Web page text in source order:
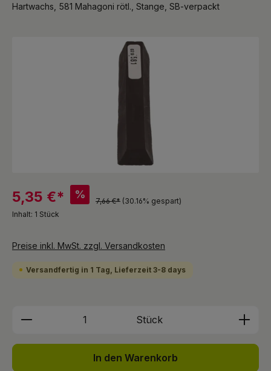
Hartwachs, 581 Mahagoni rötl., Stange, SB-verpackt
5,35 €* %
7,66 €* (30.16% gespart)
Inhalt: 1 Stück
Preise inkl. MwSt. zzgl. Versandkosten
Versandfertig in 1 Tag, Lieferzeit 3-8 days
Produkt Anzahl: Gib den
Stück
In den Warenkorb